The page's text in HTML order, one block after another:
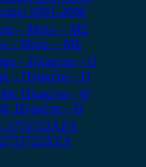
2001-2006
– Μπλε – ΜΣ
– Πλακέτα – Ο
Πλακέτα – Θ